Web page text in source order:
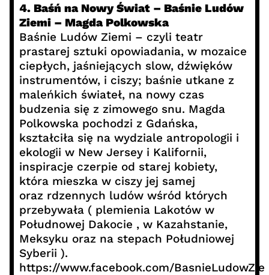
4. Baśń na Nowy Świat – Baśnie Ludów
Ziemi – Magda Polkowska
Baśnie Ludów Ziemi – czyli teatr
prastarej sztuki opowiadania, w mozaice
ciepłych, jaśniejących slow, dźwięków
instrumentów, i ciszy; baśnie utkane z
maleńkich świateł, na nowy czas
budzenia się z zimowego snu. Magda
Polkowska pochodzi z Gdańska,
kształciła się na wydziale antropologii i
ekologii w New Jersey i Kalifornii,
inspiracje czerpie od starej kobiety,
która mieszka w ciszy jej samej
oraz rdzennych ludów wśród których
przebywała ( plemienia Lakotów w
Połudnowej Dakocie , w Kazahstanie,
Meksyku oraz na stepach Południowej
Syberii ).
https://www.facebook.com/